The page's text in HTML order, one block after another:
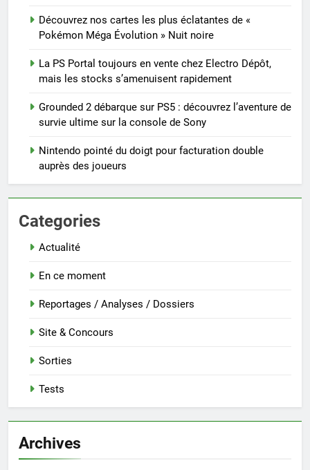
Découvrez nos cartes les plus éclatantes de «
Pokémon Méga Évolution » Nuit noire
La PS Portal toujours en vente chez Electro Dépôt,
mais les stocks s’amenuisent rapidement
Grounded 2 débarque sur PS5 : découvrez l’aventure de
survie ultime sur la console de Sony
Nintendo pointé du doigt pour facturation double
auprès des joueurs
Categories
Actualité
En ce moment
Reportages / Analyses / Dossiers
Site & Concours
Sorties
Tests
Archives